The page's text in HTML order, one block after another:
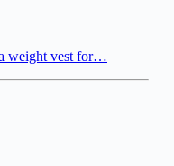
weight vest for…